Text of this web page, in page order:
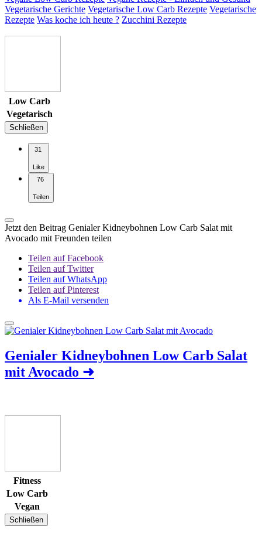
Vegetarische Gerichte Vegetarische Low Carb Rezepte Vegetarische
Rezepte Was koche ich heute ? Zucchini Rezepte
Low Carb
Vegetarisch
Schließen
31
Like
76
Teilen
Jetzt den Beitrag Genialer Kidneybohnen Low Carb Salat mit
Avocado mit Freunden teilen
Teilen auf Facebook
Teilen auf Twitter
Teilen auf WhatsApp
Teilen auf Pinterest
Als E-Mail versenden
Genialer Kidneybohnen Low Carb Salat
mit Avocado ➜
Fitness
Low Carb
Vegan
Schließen